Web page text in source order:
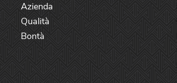
Azienda
Qualità
Bontà